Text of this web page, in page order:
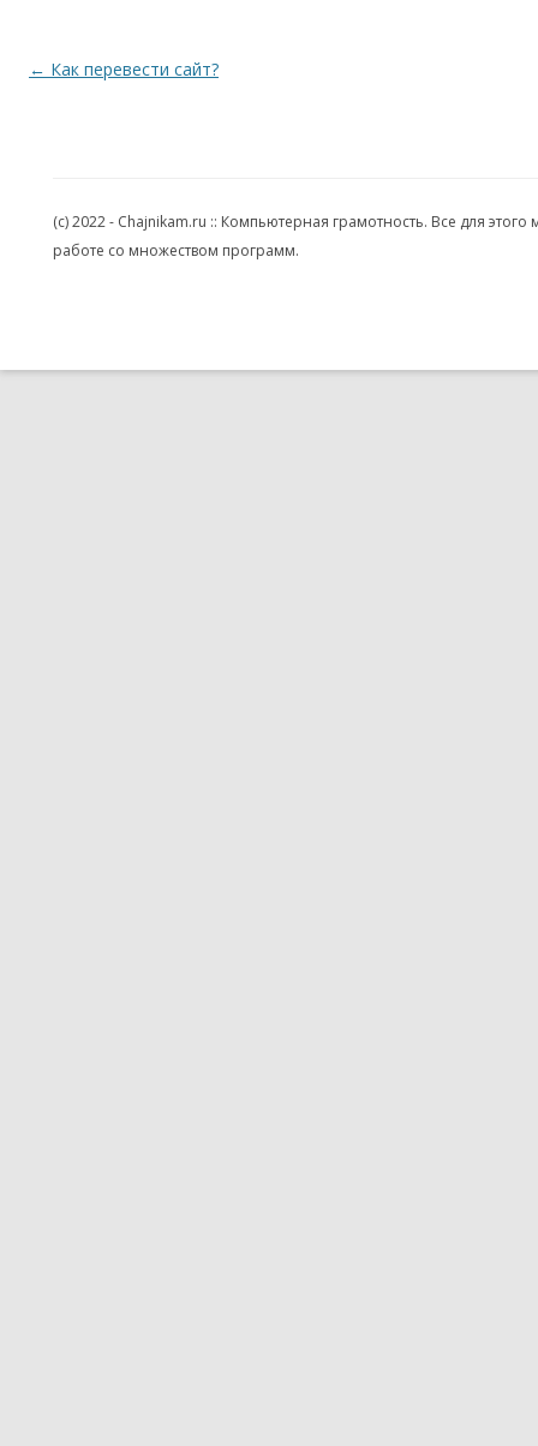
Навигация по записям
← Как перевести сайт?
(c) 2022 - Chajnikam.ru :: Компьютерная грамотность. Все для
работе со множеством программ.